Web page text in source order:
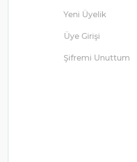
Yeni Üyelik
Üye Girişi
Şifremi Unuttum